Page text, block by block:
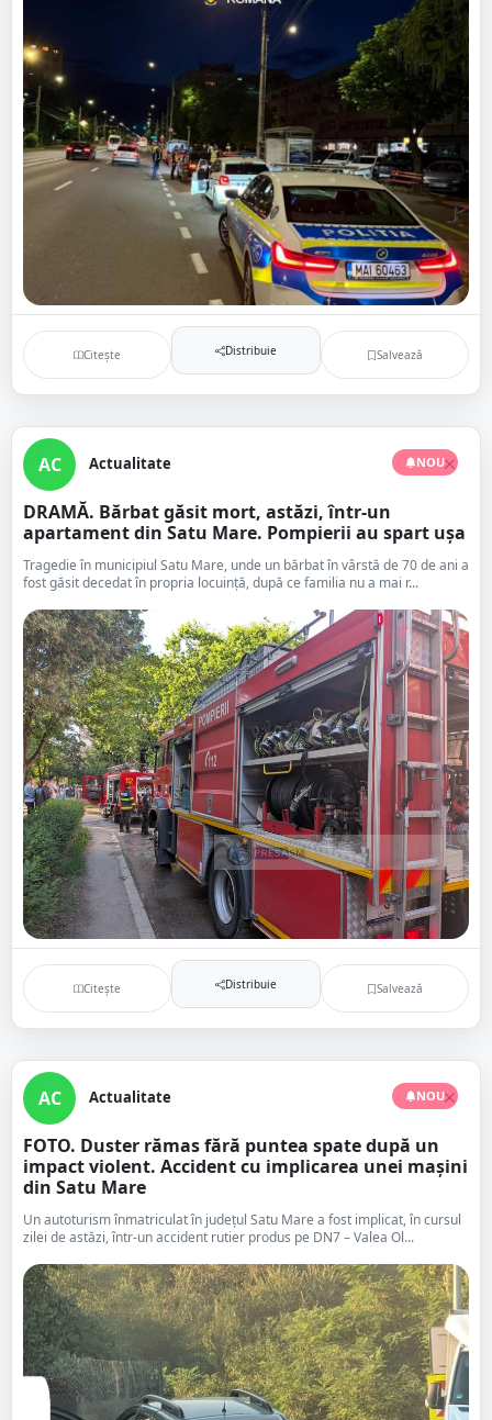
Citește Distribuie Salvează
NOU
AC Actualitate
DRAMĂ. Bărbat găsit mort, astăzi, într-un
apartament din Satu Mare. Pompierii au spart ușa
Tragedie în municipiul Satu Mare, unde un bărbat în vârstă de 70 de ani a
fost găsit decedat în propria locuință, după ce familia nu a mai r...
Citește Distribuie Salvează
NOU
AC Actualitate
FOTO. Duster rămas fără puntea spate după un
impact violent. Accident cu implicarea unei mașini
din Satu Mare
Un autoturism înmatriculat în județul Satu Mare a fost implicat, în cursul
zilei de astăzi, într-un accident rutier produs pe DN7 – Valea Ol...